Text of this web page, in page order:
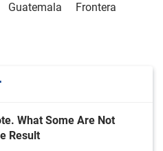
Guatemala
Frontera
What Some Are Not
Result